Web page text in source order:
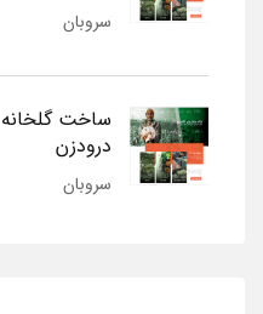
سروبان
ساخت
درودزن
سروبان